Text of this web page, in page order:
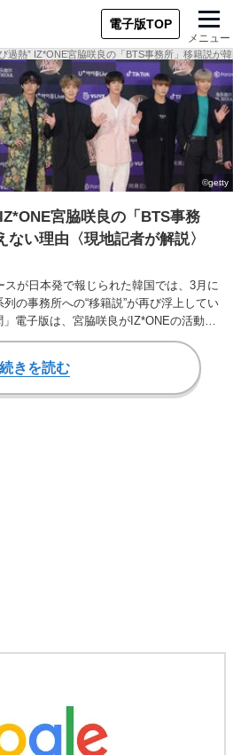
電子版TOP
メニュー
過熱” IZ*ONE宮脇咲良の「BTS事務所」移籍説が
宮脇咲良の「BTS事務
い理由〈現地記者が解説〉
が日本発で報じられた韓国では、3月に
の事務所への“移籍説”が再び浮上してい
電子版は、宮脇咲良がIZ*ONEの活動
続きを読む